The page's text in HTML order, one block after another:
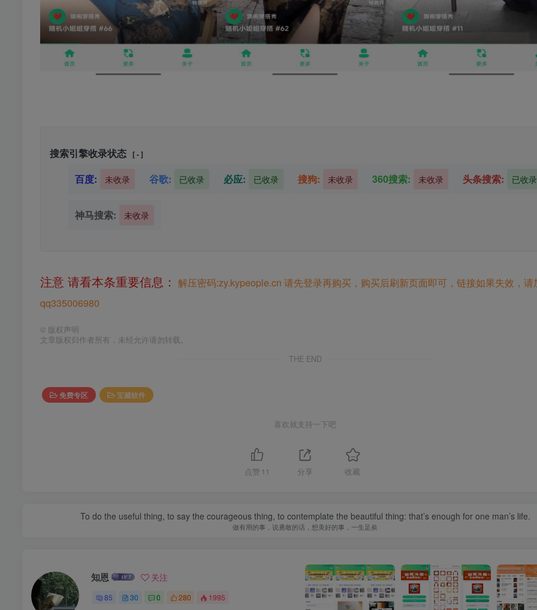
搜索引擎收录状态 [ - ]
百度: 未收录 谷歌: 已收录 必应: 已收录 搜狗: 未收录 360搜索: 未收录 头条搜索: 已收录
神马搜索: 未收录
注意 请看本条重要信息： 解压密码:zy.kypeople.cn 请先登录再购买，购买后刷新页面即可，链接如果失效，请
qq335006980
© 版权声明
文章版权归作者所有，未经允许请勿转载。
THE END
免费专区 宝藏软件
喜欢就支持一下吧
点赞 11 分享 收藏
To do the useful thing, to say the courageous thing, to contemplate the beautiful thing: that’s enough for one man’s life.
做有用的事，说勇敢的话，想美好的事，一生足矣
知恩 关注
85 30 0 280 1995